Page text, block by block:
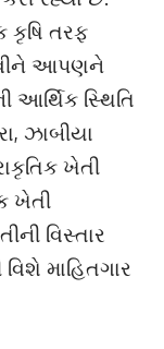
તરફ
આપણને
આર્થિક સ્થિતિ
ઝાબીયા
ખેતી
ખેતી
વિસ્તાર
માહિતગાર